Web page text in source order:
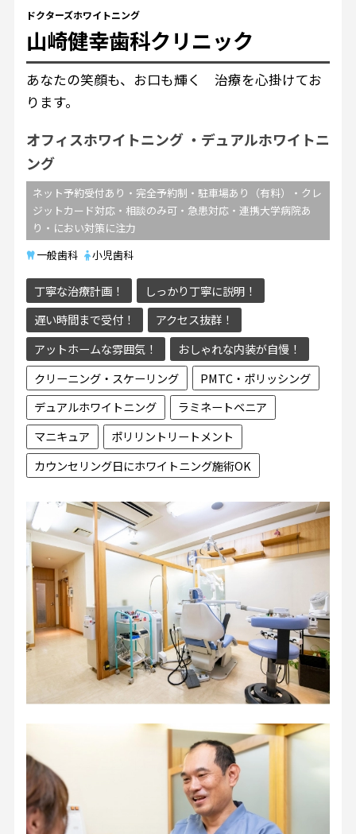
ドクターズホワイトニング
山崎健幸歯科クリニック
あなたの笑顔も、お口も輝く 治療を心掛けてお
ります。
オフィスホワイトニング
デュアルホワイトニ
ング
ネット予約受付あり・完全予約制・駐車場あり（有料）・クレ
ジットカード対応・相談のみ可・急患対応・連携大学病院あ
り・におい対策に注力
一般歯科
小児歯科
丁寧な治療計画！
しっかり丁寧に説明！
遅い時間まで受付！
アクセス抜群！
アットホームな雰囲気！
おしゃれな内装が自慢！
クリーニング・スケーリング
PMTC・ポリッシング
デュアルホワイトニング
ラミネートベニア
マニキュア
ポリリントリートメント
カウンセリング日にホワイトニング施術OK